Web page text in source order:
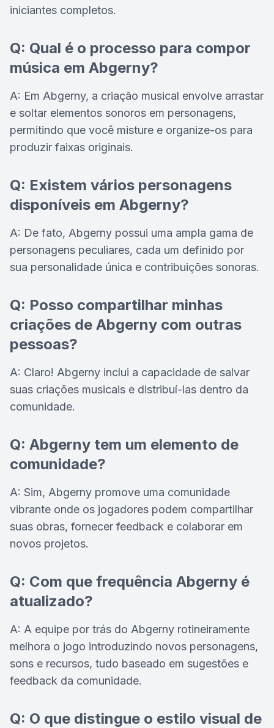
iniciantes completos.
Q: Qual é o processo para compor
música em Abgerny?
A: Em Abgerny, a criação musical envolve arrastar
e soltar elementos sonoros em personagens,
permitindo que você misture e organize-os para
produzir faixas originais.
Q: Existem vários personagens
disponíveis em Abgerny?
A: De fato, Abgerny possui uma ampla gama de
personagens peculiares, cada um definido por
sua personalidade única e contribuições sonoras.
Q: Posso compartilhar minhas
criações de Abgerny com outras
pessoas?
A: Claro! Abgerny inclui a capacidade de salvar
suas criações musicais e distribuí-las dentro da
comunidade.
Q: Abgerny tem um elemento de
comunidade?
A: Sim, Abgerny promove uma comunidade
vibrante onde os jogadores podem compartilhar
suas obras, fornecer feedback e colaborar em
novos projetos.
Q: Com que frequência Abgerny é
atualizado?
A: A equipe por trás do Abgerny rotineiramente
melhora o jogo introduzindo novos personagens,
sons e recursos, tudo baseado em sugestões e
feedback da comunidade.
Q: O que distingue o estilo visual de